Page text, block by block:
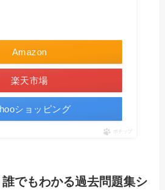
Amazon
楽天市場
ショッピング
ポチップ
誰でもわかる過去問題集シ